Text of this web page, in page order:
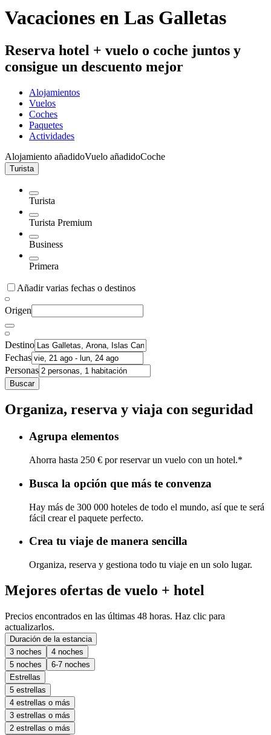
Vacaciones en Las Galletas
Reserva hotel + vuelo o coche juntos y
consigue un descuento mejor
Alojamientos
Vuelos
Coches
Paquetes
Actividades
Alojamiento añadidoVuelo añadidoCoche
Turista
Turista
Turista Premium
Business
Primera
Añadir varias fechas o destinos
Origen
Destino
Fechas
Personas
Buscar
Organiza, reserva y viaja con seguridad
Agrupa elementos
Ahorra hasta 250 € por reservar un vuelo con un hotel.*
Busca la opción que más te convenza
Hay más de 300 000 hoteles de todo el mundo, así que te será
fácil crear el paquete perfecto.
Crea tu viaje de manera sencilla
Organiza, reserva y gestiona todo tu viaje en un solo lugar.
Mejores ofertas de vuelo + hotel
Precios encontrados en las últimas 48 horas. Haz clic para
actualizarlos.
Duración de la estancia
3 noches
4 noches
5 noches
6-7 noches
Estrellas
5 estrellas
4 estrellas o más
3 estrellas o más
2 estrellas o más